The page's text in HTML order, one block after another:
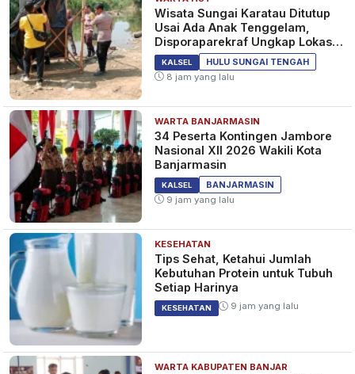
Wisata Sungai Karatau Ditutup
Usai Ada Anak Tenggelam,
Disporaparekraf Ungkap Lokasi
Belum Berizin
KALSEL
HULU SUNGAI TENGAH
8 jam yang lalu
WARTA BANJARMASIN
34 Peserta Kontingen Jambore
Nasional XII 2026 Wakili Kota
Banjarmasin
KALSEL
BANJARMASIN
9 jam yang lalu
KESEHATAN
Tips Sehat, Ketahui Jumlah
Kebutuhan Protein untuk Tubuh
Setiap Harinya
KESEHATAN 9 jam yang lalu
WARTA KABUPATEN BANJAR